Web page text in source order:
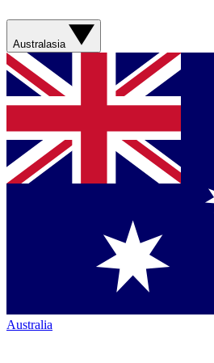
Australasia
Australia